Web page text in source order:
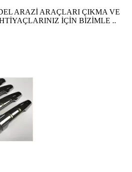
ARAZİ ARAÇLARI ÇIKMA VE
İÇİN BİZİMLE ..